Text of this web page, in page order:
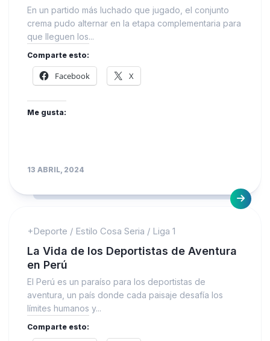
En un partido más luchado que jugado, el conjunto
crema pudo alternar en la etapa complementaria para
que lleguen los...
Comparte esto:
Facebook X
Me gusta:
13 ABRIL, 2024
+Deporte / Estilo Cosa Seria / Liga 1
La Vida de los Deportistas de Aventura
en Perú
El Perú es un paraíso para los deportistas de
aventura, un país donde cada paisaje desafía los
límites humanos y...
Comparte esto: